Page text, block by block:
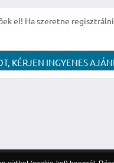
el! Ha szeretne
KÉRJEN INGYENES